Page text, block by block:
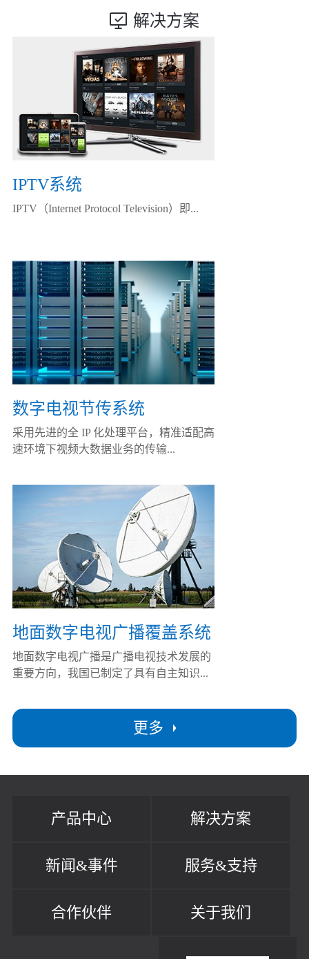
解决方案
更多
IPTV系统
IPTV（Internet Protocol Television）即...
数字电视节传系统
采用先进的全 IP 化处理平台，精准适配高
速环境下视频大数据业务的传输...
地面数字电视广播覆盖系统
地面数字电视广播是广播电视技术发展的
重要方向，我国已制定了具有自主知识...
产品中心 解决方案
新闻&事件 服务&支持
合作伙伴 关于我们